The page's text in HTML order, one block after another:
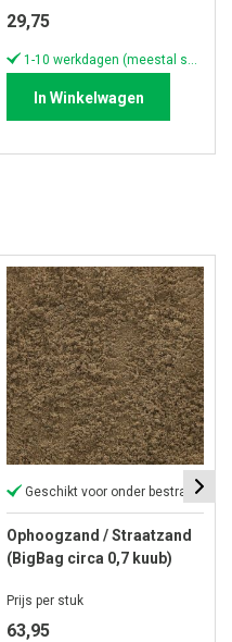
29,75
In Winkelwagen
Geschikt voor onder bestrating
Ophoogzand / Straatzand
(BigBag circa 0,7 kuub)
Prijs per stuk
63,95